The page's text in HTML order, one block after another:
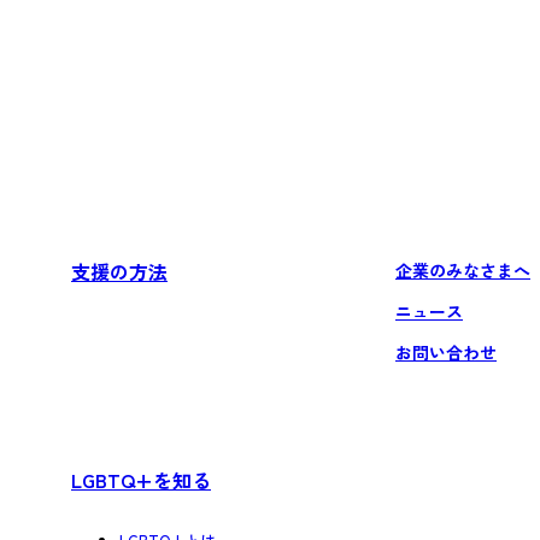
支援の方法
LGBTQ+を知る
企業のみなさまへ
ニュース
お問い合わせ